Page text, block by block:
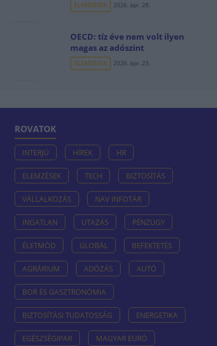
ELEMZÉSEK 2026. ápr. 28.
OECD: tíz éve nem volt ilyen
magas az adószint
ELEMZÉSEK 2026. ápr. 23.
ROVATOK
INTERJÚ HÍREK HR
ELEMZÉSEK TECH BIZTOSÍTÁS
VÁLLALKOZÁS NAV INFOTÁR
INGATLAN UTAZÁS PÉNZÜGY
ÉLETMÓD GLOBÁL BEFEKTETÉS
AGRÁRIUM ADÓZÁS AUTÓ
BOR ÉS GASZTRONÓMIA
BIZTOSÍTÁSI TUDATOSSÁG ENERGETIKA
EGÉSZSÉGIPAR MAGYAR EURÓ